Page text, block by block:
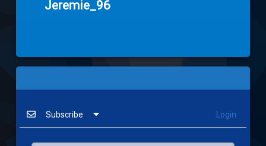
Jeremie_96
Subscribe Login